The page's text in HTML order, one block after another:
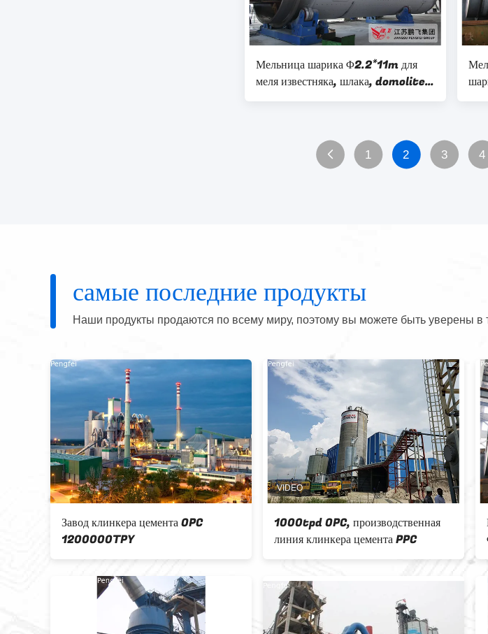
Мельница шарика Φ2.2*11m для
меля известняка, шлака, domolite,
угля etc в различной
1 2 3 4
самые последние продукты
Наши продукты продаются по всему миру, поэтому вы можете быть уверены в
Машины дробилки цемента
конической дробилки весны
PYD600 Pengfei
Завод клинкера цемента OPC
1500000tpy